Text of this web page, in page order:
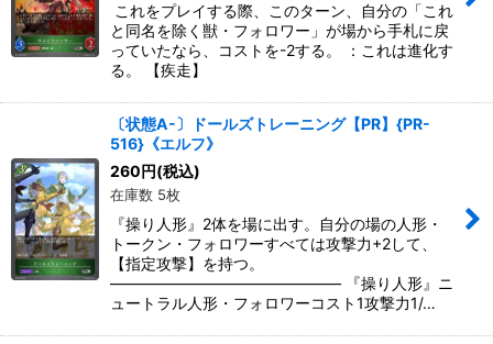
これをプレイする際、このターン、自分の「これ
と同名を除く獣・フォロワー」が場から手札に戻
っていたなら、コストを-2する。 ：これは進化す
る。 【疾走】
〔状態A-〕ドールズトレーニング【PR】{PR-
516}《エルフ》
260円(税込)
在庫数 5枚
『操り人形』2体を場に出す。自分の場の人形・
トークン・フォロワーすべては攻撃力+2して、
【指定攻撃】を持つ。
――――――――――――――― 『操り人形』ニ
ュートラル人形・フォロワーコスト1攻撃力1/…